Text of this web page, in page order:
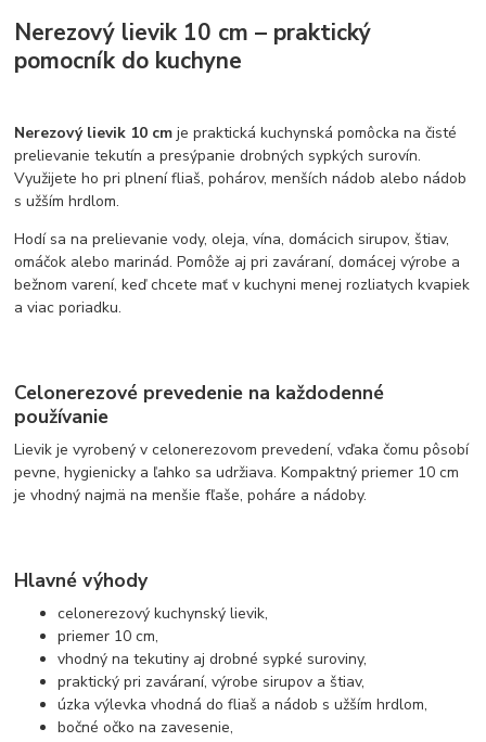
Nerezový lievik 10 cm – praktický
pomocník do kuchyne
Nerezový lievik 10 cm je praktická kuchynská pomôcka na čisté
prelievanie tekutín a presýpanie drobných sypkých surovín.
Využijete ho pri plnení fliaš, pohárov, menších nádob alebo nádob
s užším hrdlom.
Hodí sa na prelievanie vody, oleja, vína, domácich sirupov, štiav,
omáčok alebo marinád. Pomôže aj pri zaváraní, domácej výrobe a
bežnom varení, keď chcete mať v kuchyni menej rozliatych kvapiek
a viac poriadku.
Celonerezové prevedenie na každodenné
používanie
Lievik je vyrobený v celonerezovom prevedení, vďaka čomu pôsobí
pevne, hygienicky a ľahko sa udržiava. Kompaktný priemer 10 cm
je vhodný najmä na menšie fľaše, poháre a nádoby.
Hlavné výhody
celonerezový kuchynský lievik,
priemer 10 cm,
vhodný na tekutiny aj drobné sypké suroviny,
praktický pri zaváraní, výrobe sirupov a štiav,
úzka výlevka vhodná do fliaš a nádob s užším hrdlom,
bočné očko na zavesenie,